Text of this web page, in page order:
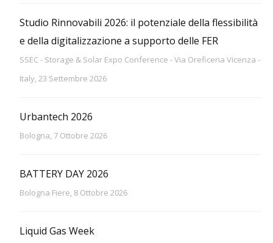
Studio Rinnovabili 2026: il potenziale della flessibilità
e della digitalizzazione a supporto delle FER
SSEC - Storage & Solar Expo Conference - Via Oreficeria Vicenza -
Italy, 23 Settembre 2026
Urbantech 2026
Bologna, 7 Ottobre 2026
BATTERY DAY 2026
Bologna Fiere, 8 Ottobre 2026
Liquid Gas Week